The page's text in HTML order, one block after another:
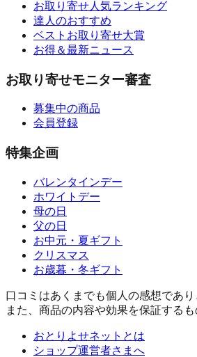
お取り寄せ人気ランキング
達人のおすすめ
ベストお取り寄せ大賞
お得＆最新ニュース
お取り寄せモニター審査
募集中の商品
会員登録
特集企画
バレンタインデー
ホワイトデー
母の日
父の日
お中元・夏ギフト
クリスマス
お歳暮・冬ギフト
口コミはあくまでも個人の感想であり
また、商品の内容や効果を保証するも
おとりよせネットとは
ショップ運営者さまへ